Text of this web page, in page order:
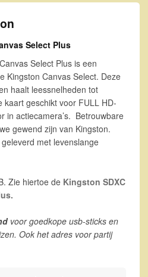
Select Plus
Select Plus is een
Kingston Canvas Select. Deze
haalt leessnelheden tot
kaart geschikt voor FULL HD-
in actiecamera’s. Betrouwbare
gewend zijn van Kingston.
met levenslange
Zie hiertoe de Kingston SDXC
voor goedkope usb-sticks en
Ook het adres voor partij